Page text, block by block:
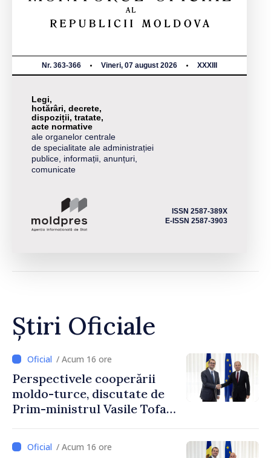
Nr. 363-366 Vineri, 07 august 2026 XXXIII
Legi,
hotărâri, decrete,
dispoziții, tratate,
acte normative
ale organelor centrale
de specialitate ale administrației
publice, informații, anunțuri,
comunicate
ISSN 2587-389X
E-ISSN 2587-3903
Știri Oficiale
/ Acum 16 ore
Perspectivele cooperării
moldo-turce, discutate de
Prim-ministrul Vasile Tofan
Uygar Mustafa Sertel
/ Acum 16 ore